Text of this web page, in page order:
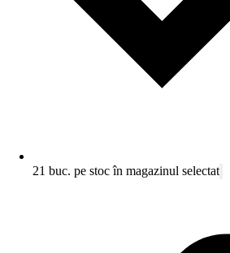
21 buc. pe stoc în magazinul selectat